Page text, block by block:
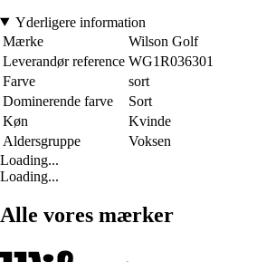
Yderligere information
Mærke
Wilson Golf
Leverandør reference WG1R036301
Farve
sort
Dominerende farve
Sort
Køn
Kvinde
Aldersgruppe
Voksen
Loading...
Loading...
Alle vores mærker